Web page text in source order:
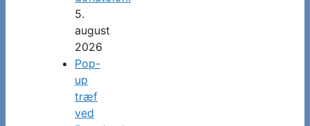
5.
august
2026
Pop-
up
træf
ved